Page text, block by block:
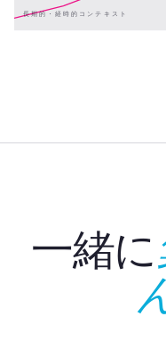
長期的・経時的コンテキスト
一緒に